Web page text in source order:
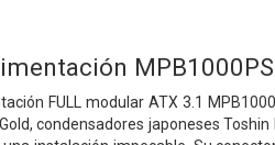
FULL modular ATX 3.1
condensadores japoneses